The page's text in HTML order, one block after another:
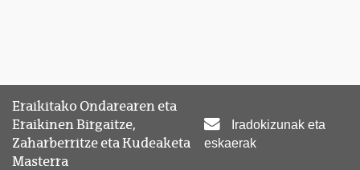
Eraikitako Ondarearen eta
Eraikinen Birgaitze,
Zaharberritze eta Kudeaketa
Masterra
Iradokizunak eta
eskaerak